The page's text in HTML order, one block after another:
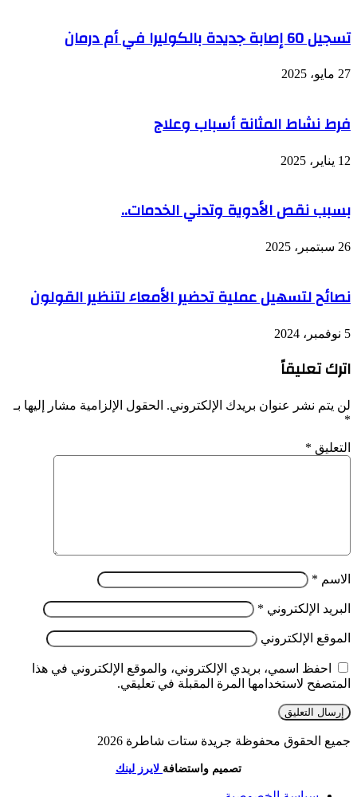
تسجيل 60 إصابة جديدة بالكوليرا في أم درمان
27 مايو، 2025
فرط نشاط المثانة أسباب وعلاج
12 يناير، 2025
بسبب نقص الأدوية وتدني الخدمات..
26 سبتمبر، 2025
نصائح لتسهيل عملية تحضير الأمعاء لتنظير القولون
5 نوفمبر، 2024
اترك تعليقاً
لن يتم نشر عنوان بريدك الإلكتروني. الحقول الإلزامية مشار إليها بـ
*
التعليق *
الاسم *
البريد الإلكتروني *
الموقع الإلكتروني
احفظ اسمي، بريدي الإلكتروني، والموقع الإلكتروني في هذا
المتصفح لاستخدامها المرة المقبلة في تعليقي.
جميع الحقوق محفوظة جريدة ستات شاطرة 2026
تصميم واستضافة لايرز لينك